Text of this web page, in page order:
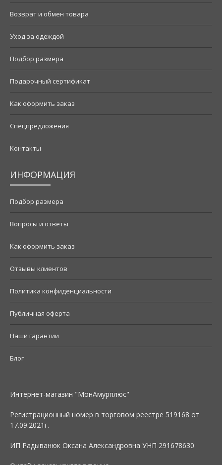
Возврат и обмен товара
Уход за одеждой
Подбор размера
Подарочный сертификат
Как оформить заказ
Спецпредложения
Контакты
ИНФОРМАЦИЯ
Подбор размера
Вопросы и ответы
Как оформить заказ
Отзывы клиентов
Политика конфиденциальности
Публичная оферта
Наши гарантии
Блог
Интернет-магазин "МонАмурплюс"
Регистрационный номер в торговом реестре 519168 от
17.09.2021г.
ИП Радыванюк Оксана Александровна УНП 291678630